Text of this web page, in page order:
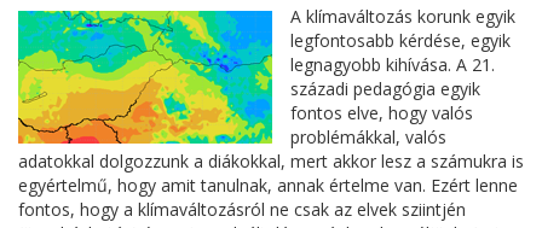
A klímaváltozás korunk egyik
legfontosabb kérdése, egyik
legnagyobb kihívása. A 21.
századi pedagógia egyik
fontos elve, hogy valós
problémákkal, valós
adatokkal dolgozzunk a diákokkal, mert akkor lesz a számukra is
egyértelmű, hogy amit tanulnak, annak értelme van. Ezért lenne
fontos, hogy a klímaváltozásról ne csak az elvek sziintjén